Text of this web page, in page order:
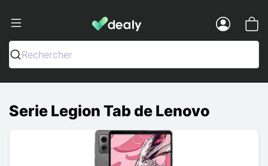
Dealy - Fundas y accesorios para
Rechercher
Serie Legion Tab de Lenovo